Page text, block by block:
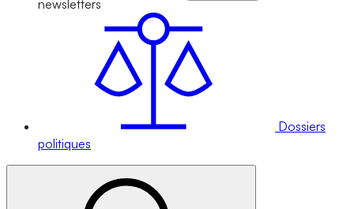
newsletters
Dossiers
politiques